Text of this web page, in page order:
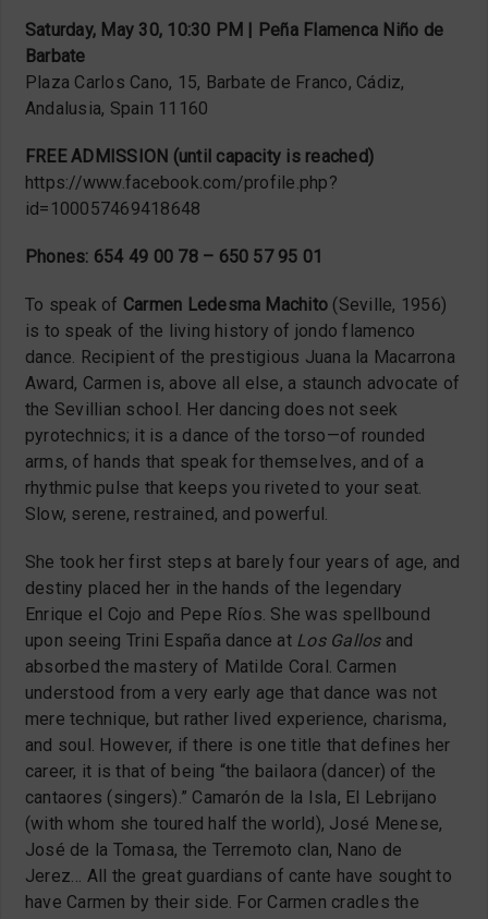
Saturday, May 30, 10:30 PM | Peña Flamenca Niño de
Barbate
Plaza Carlos Cano, 15, Barbate de Franco, Cádiz,
Andalusia, Spain 11160
FREE ADMISSION (until capacity is reached)
https://www.facebook.com/profile.php?
id=100057469418648
Phones: 654 49 00 78 – 650 57 95 01
To speak of Carmen Ledesma Machito (Seville, 1956)
is to speak of the living history of jondo flamenco
dance. Recipient of the prestigious Juana la Macarrona
Award, Carmen is, above all else, a staunch advocate of
the Sevillian school. Her dancing does not seek
pyrotechnics; it is a dance of the torso—of rounded
arms, of hands that speak for themselves, and of a
rhythmic pulse that keeps you riveted to your seat.
Slow, serene, restrained, and powerful.
She took her first steps at barely four years of age, and
destiny placed her in the hands of the legendary
Enrique el Cojo and Pepe Ríos. She was spellbound
upon seeing Trini España dance at Los Gallosand
absorbed the mastery of Matilde Coral. Carmen
understood from a very early age that dance was not
mere technique, but rather lived experience, charisma,
and soul. However, if there is one title that defines her
career, it is that of being “the bailaora (dancer) of the
cantaores (singers).” Camarón de la Isla, El Lebrijano
(with whom she toured half the world), José Menese,
José de la Tomasa, the Terremoto clan, Nano de
Jerez… All the great guardians of cante have sought to
have Carmen by their side. For Carmen cradles the